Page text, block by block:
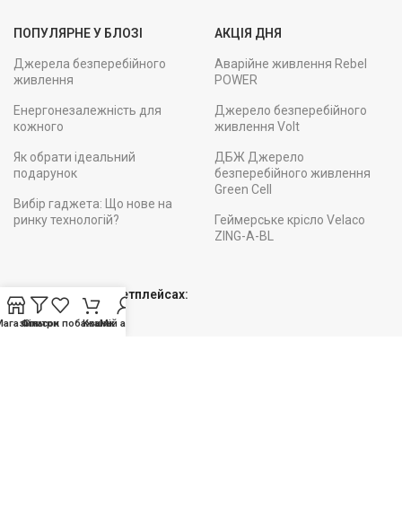
ПОПУЛЯРНЕ У БЛОЗІ
Джерела безперебійного
живлення
Енергонезалежність для
кожного
Як обрати ідеальний
подарунок
Вибір гаджета: Що нове на
ринку технологій?
АКЦІЯ ДНЯ
Аварійне живлення Rebel
POWER
Джерело безперебійного
живлення Volt
ДБЖ Джерело
безперебійного живлення
Green Cell
Геймерське крісло Velaco
ZING-A-BL
Ми на інших Маркетплейсах:
Фільтри
Список побажань
КошикМій акаунт